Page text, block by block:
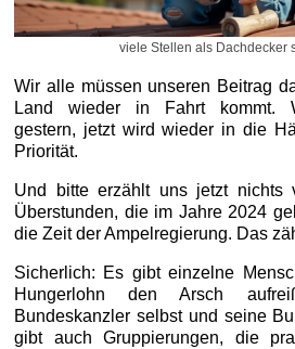
viele Stellen als Dachdecker
Wir alle müssen unseren Beitrag
Land wieder in Fahrt kommt.
gestern, jetzt wird wieder in die
Priorität.
Und bitte erzählt uns jetzt nichts
Überstunden, die im Jahre 2024
die Zeit der Ampelregierung. Das
Sicherlich: Es gibt einzelne
Hungerlohn den Arsch
Bundeskanzler selbst und seine
gibt auch Gruppierungen, die